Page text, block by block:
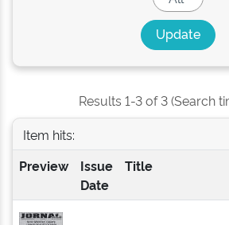
Results 1-3 of 3 (Search
Item hits:
Preview
Issue
Date
Title